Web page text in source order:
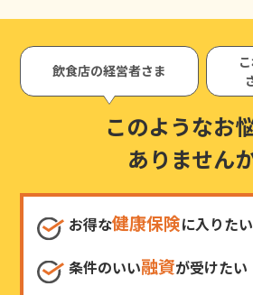
飲食店の経営者さま
このようなお
ありません
お得な健康保険に入りたい
条件のいい融資が受けたい